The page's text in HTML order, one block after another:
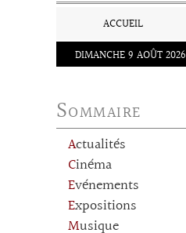
ACCUEIL
DIMANCHE 9 AOÛT 2026
Sommaire
Actualités
Cinéma
Evénements
Expositions
Musique